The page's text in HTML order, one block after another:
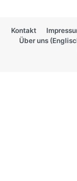
Kontakt
Über uns